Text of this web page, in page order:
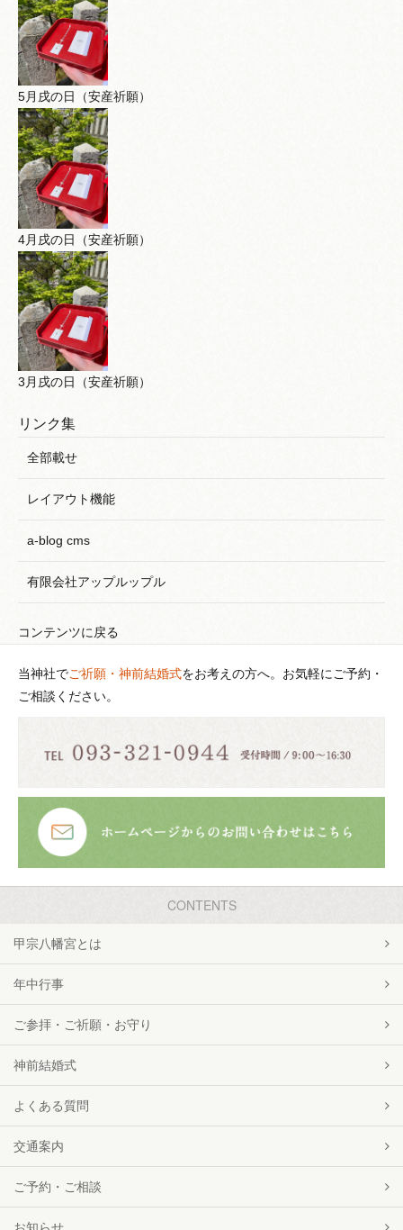
5月戌の日（安産祈願）
4月戌の日（安産祈願）
3月戌の日（安産祈願）
リンク集
全部載せ
レイアウト機能
a-blog cms
有限会社アップルップル
コンテンツに戻る
当神社でご祈願・神前結婚式をお考えの方へ。お気軽にご予約・
ご相談ください。
CONTENTS
甲宗八幡宮とは
年中行事
ご参拝・ご祈願・お守り
神前結婚式
よくある質問
交通案内
ご予約・ご相談